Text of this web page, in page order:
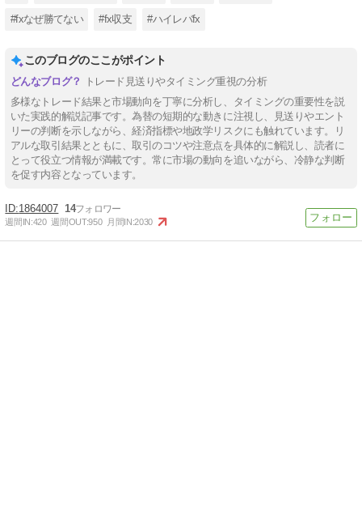
#fxなぜ勝てない #fx収支 #ハイレバfx
このブログのここがポイント
トレード見送りやタイミング重視の分析
多様なトレード結果と市場動向を丁寧に分析し、タイミングの重要性を説
いた実践的解説記事です。為替の短期的な動きに注視し、見送りやエント
リーの判断を示しながら、経済指標や地政学リスクにも触れています。リ
アルな取引結果とともに、取引のコツや注意点を具体的に解説し、読者に
とって役立つ情報が満載です。常に市場の動向を追いながら、冷静な判断
を促す内容となっています。
1864007 14
週間IN:420 週間OUT:950 月間IN:2030